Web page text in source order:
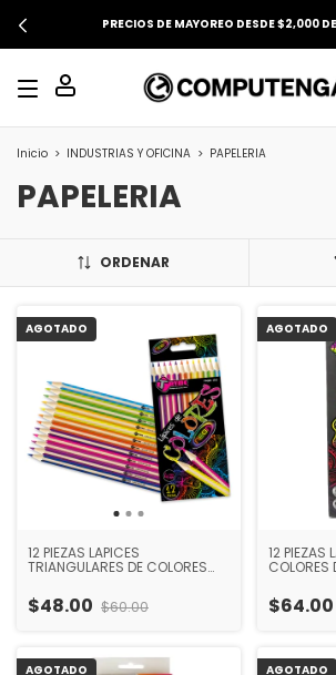
ENVÍO GRATIS EN
Inicio > INDUSTRIAS Y OFICINA > PAPELERIA
PAPELERIA
ORDENAR
AGOTADO
12 PIEZAS LAPICES
TRIANGULARES DE COLORES
$48.00 $60.00
AGOTADO
12 PIEZAS
COLORES
$64.00
AGOTADO AGOTADO